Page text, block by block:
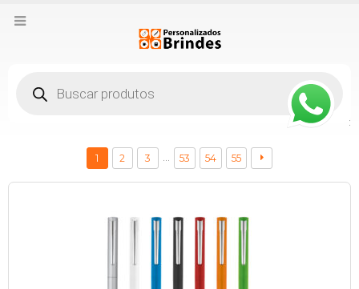
produtos
:
1 2 3 … 53 54 55